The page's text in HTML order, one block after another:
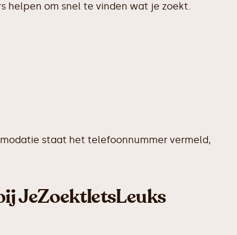
helpen om snel te vinden wat je zoekt.
staat het telefoonnummer vermeld,
JeZoektIetsLeuks